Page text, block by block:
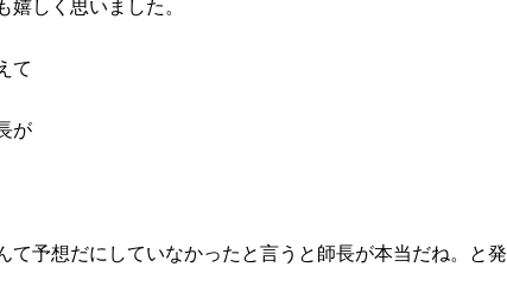
しく思いました。
て
が
予想だにしていなかったと言うと師長が本当だね。と発